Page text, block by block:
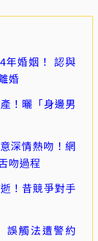
年婚姻！ 認與
婚
！曬「身邊男
深情熱吻！網
吻過程
！昔競爭對手
誤觸法遭警約